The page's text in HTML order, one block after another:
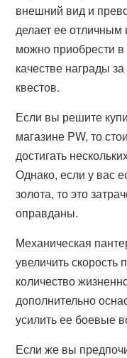
внешний вид и
делает ее
можно приобрести в
качестве награды
квестов.
Если вы решите
магазине PW, то
достигать
Однако, если у вас
золота, то это
оправданы.
Механическая
увеличить скорость
количество
дополнительно
усилить ее боевые
Если же вы